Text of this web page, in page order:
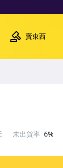
賣東西
未出貨率 6%